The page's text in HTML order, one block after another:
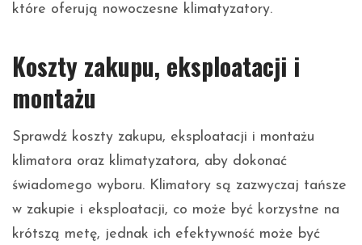
które oferują nowoczesne klimatyzatory.
Koszty zakupu, eksploatacji i
montażu
Sprawdź koszty zakupu, eksploatacji i montażu
klimatora oraz klimatyzatora, aby dokonać
świadomego wyboru. Klimatory są zazwyczaj tańsze
w zakupie i eksploatacji, co może być korzystne na
krótszą metę, jednak ich efektywność może być